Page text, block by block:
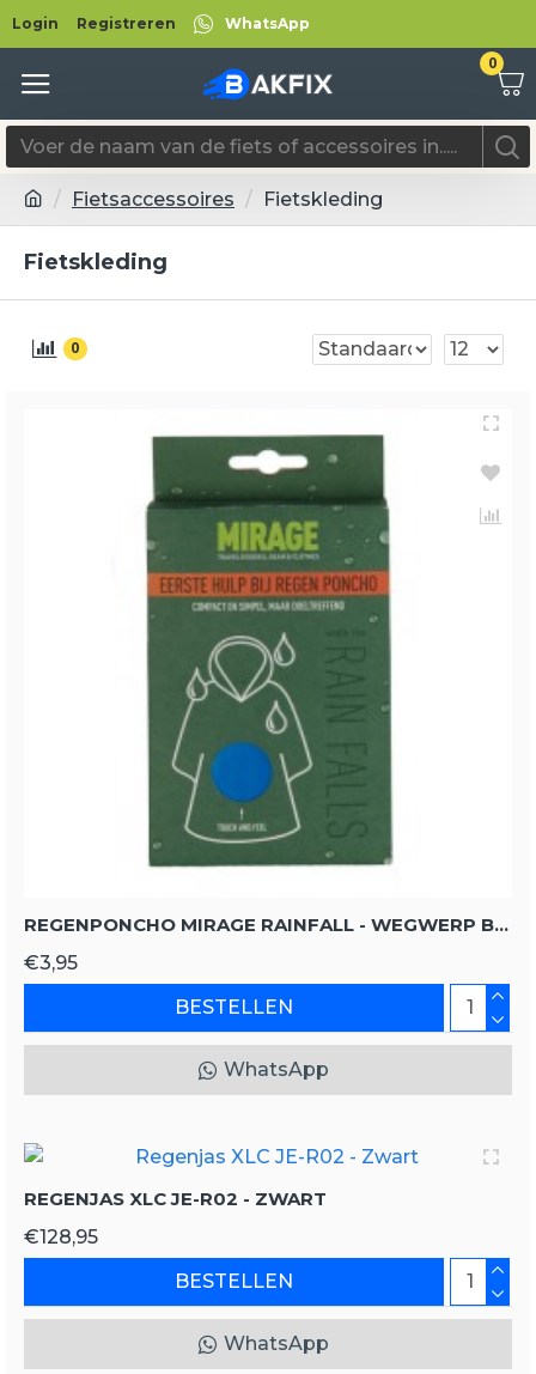
Login Registreren WhatsApp
0
Fietsaccessoires Fietskleding
Fietskleding
0
REGENPONCHO MIRAGE RAINFALL - WEGWERP BLAUW UNISIZE UNISIZE
€3,95
BESTELLEN
WhatsApp
REGENJAS XLC JE-R02 - ZWART
€128,95
BESTELLEN
WhatsApp